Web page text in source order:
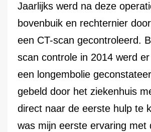
Jaarlijks werd na deze
bovenbuik en rechternier
een CT-scan gecontroleerd.
scan controle in 2014 werd er
een longembolie
gebeld door het ziekenhuis
direct naar de eerste hulp te
was mijn eerste ervaring met